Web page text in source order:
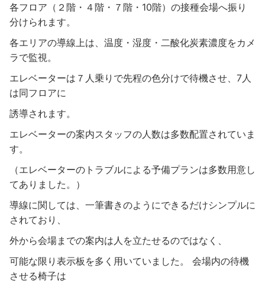
各フロア（２階・４階・７階・10階）の接種会場へ振り
分けられます。
各エリアの導線上は、温度・湿度・二酸化炭素濃度をカメ
ラで監視。
エレベーターは７人乗りで先程の色分けで待機させ、7人
は同フロアに
誘導されます。
エレベーターの案内スタッフの人数は多数配置されていま
す。
（エレベーターのトラブルによる予備プランは多数用意し
てありました。）
導線に関しては、一筆書きのようにできるだけシンプルに
されており、
外から会場までの案内は人を立たせるのではなく、
可能な限り表示板を多く用いていました。 会場内の待機
させる椅子は